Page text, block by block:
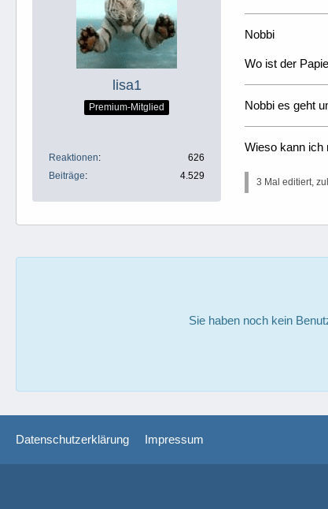
lisa1
Premium-Mitglied
Reaktionen
626
Beiträge
4.529
Nobbi
Wo ist der
Nobbi es geht
Wieso kann ich
3 Mal editiert,
Sie haben noch kein
Datenschutzerklärung Impressum